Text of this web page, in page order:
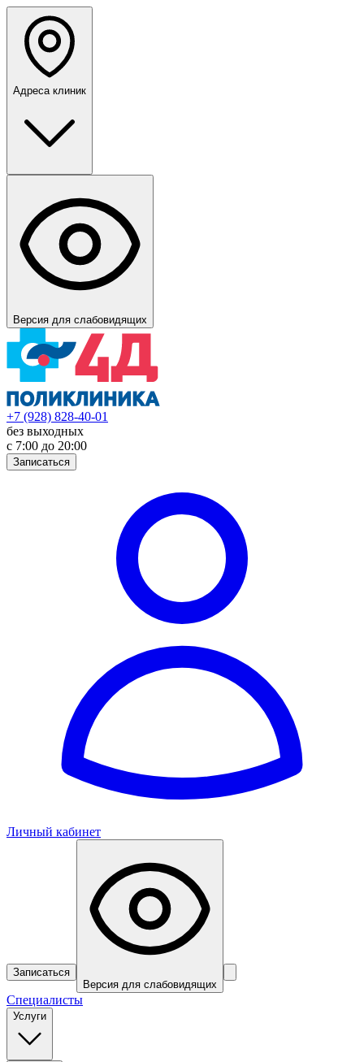
Адреса клиник
Версия для слабовидящих
+7 (928) 828-40-01
без выходных
с 7:00 до 20:00
Записаться
Личный кабинет
Записаться
Версия для слабовидящих
Специалисты
Услуги